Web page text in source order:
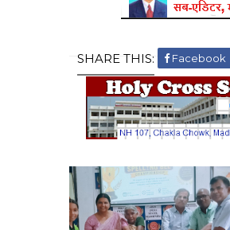
SHARE THIS: Facebook